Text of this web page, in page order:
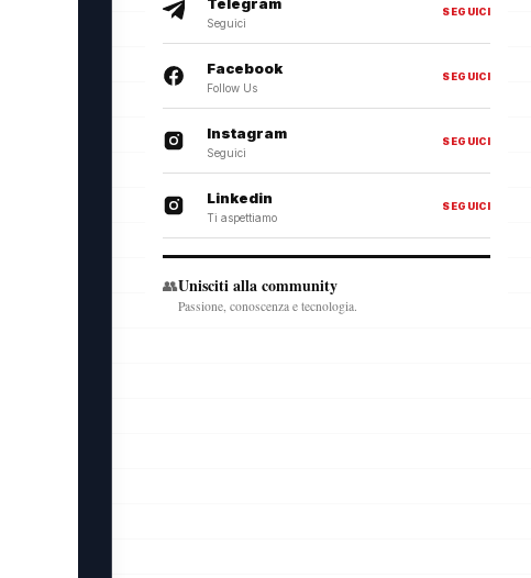
Seguici
SEGUICI
Facebook
Follow Us
SEGUICI
Instagram
Seguici
SEGUICI
Linkedin
Ti aspettiamo
SEGUICI
👥Unisciti alla community
Passione, conoscenza e tecnologia.